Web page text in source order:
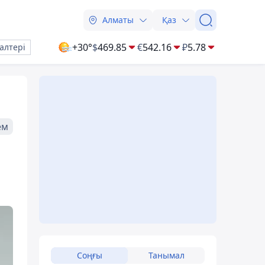
Алматы Қаз
+30°$469.85 €542.16 ₽5.78
Соңғы Танымал